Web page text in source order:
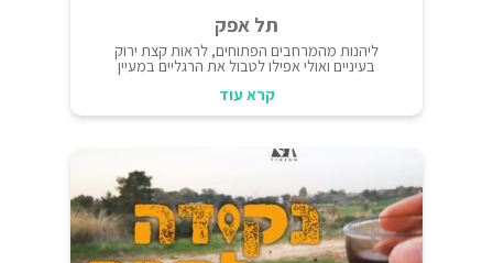
תל אפק
ליהנות מהמרחבים הפתוחים, לראות קצת ירוק
בעיניים ואולי אפילו לטבול את הרגליים במעיין
קרא עוד